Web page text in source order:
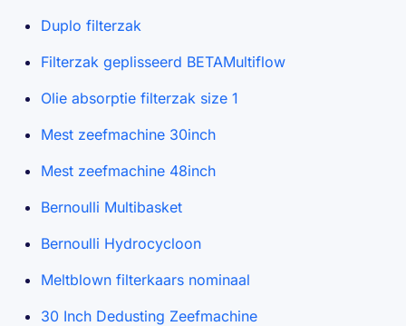
Duplo filterzak
Filterzak geplisseerd BETAMultiflow
Olie absorptie filterzak size 1
Mest zeefmachine 30inch
Mest zeefmachine 48inch
Bernoulli Multibasket
Bernoulli Hydrocycloon
Meltblown filterkaars nominaal
30 Inch Dedusting Zeefmachine